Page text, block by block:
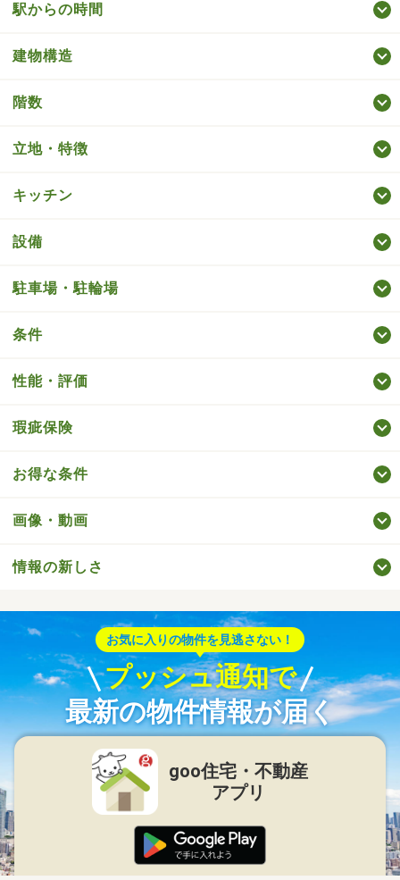
駅からの時間
建物構造
階数
立地・特徴
キッチン
設備
駐車場・駐輪場
条件
性能・評価
瑕疵保険
お得な条件
画像・動画
情報の新しさ
お気に入りの物件を見逃さない！
プッシュ通知で
最新の物件情報が届く
goo住宅・不動産
アプリ